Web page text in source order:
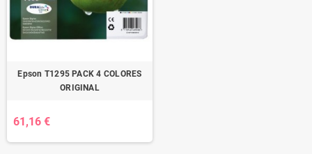
Epson T1295 PACK 4 COLORES
ORIGINAL
61,16 €